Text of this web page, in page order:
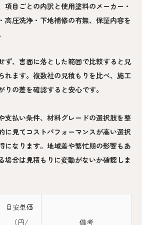
項目ごとの内訳と使用塗料のメーカー・
高圧洗浄・下地補修の有無、保証内容を
ず、書面に落とした範囲で比較すると見
れます。複数社の見積もりを比べ、施工
の差を確認すると安心です。
支払い条件、材料グレードの選択肢を整
に見てコストパフォーマンスが高い選択
になります。地域差や繁忙期の影響もあ
場合は見積もりに変動がないか確認しま
目安単価
（円/
備考